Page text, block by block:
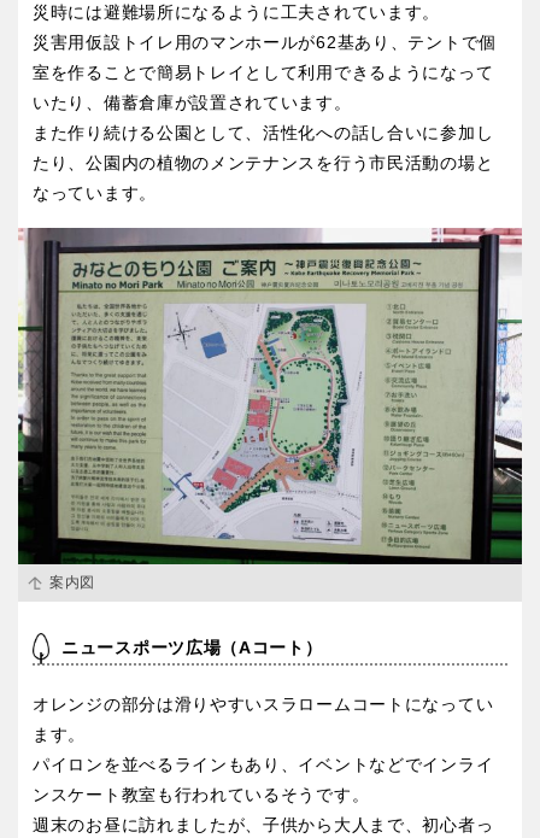
バスケットゴール ふわふわドーム 健康遊具 ゲートボール
スケートパーク ライトアップ イルミネーション イベント
交通公園
関東
茨城 栃木
千葉 東京
神奈川
甲信越・東海・北陸
新潟 富山
山梨
岐阜 静岡
屋内遊び場 アスレチックコース
バスケットボール 彫刻・アート
桜・梅の名所 コトブキ事例
洋式庭園 ドッグラン
花の名所 プレーパーク
公園グルメ 美術館
インクルーシブパーク 屋根付き遊び場
花菖蒲 キャンプ場
バスケットゴール ふわふわドーム
健康遊具 ゲートボール
スケートパーク ライトアップ
イルミネーション イベント
交通公園
災時には避難場所になるように工夫されています。
災害用仮設トイレ用のマンホールが62基あり、テントで個
室を作ることで簡易トレイとして利用できるようになって
いたり、備蓄倉庫が設置されています。
また作り続ける公園として、活性化への話し合いに参加し
たり、公園内の植物のメンテナンスを行う市民活動の場と
なっています。
案内図
ニュースポーツ広場（Aコート）
オレンジの部分は滑りやすいスラロームコートになってい
ます。
パイロンを並べるラインもあり、イベントなどでインライ
ンスケート教室も行われているそうです。
週末のお昼に訪れましたが、子供から大人まで、初心者っ